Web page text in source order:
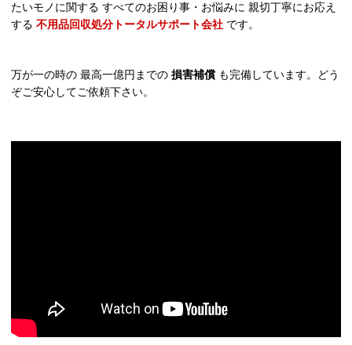
たいモノに関する すべてのお困り事・お悩みに 親切丁寧にお応え
する 不用品回収処分トータルサポート会社 です。
万が一の時の 最高一億円までの 損害補償 も完備しています。どう
ぞご安心してご依頼下さい。